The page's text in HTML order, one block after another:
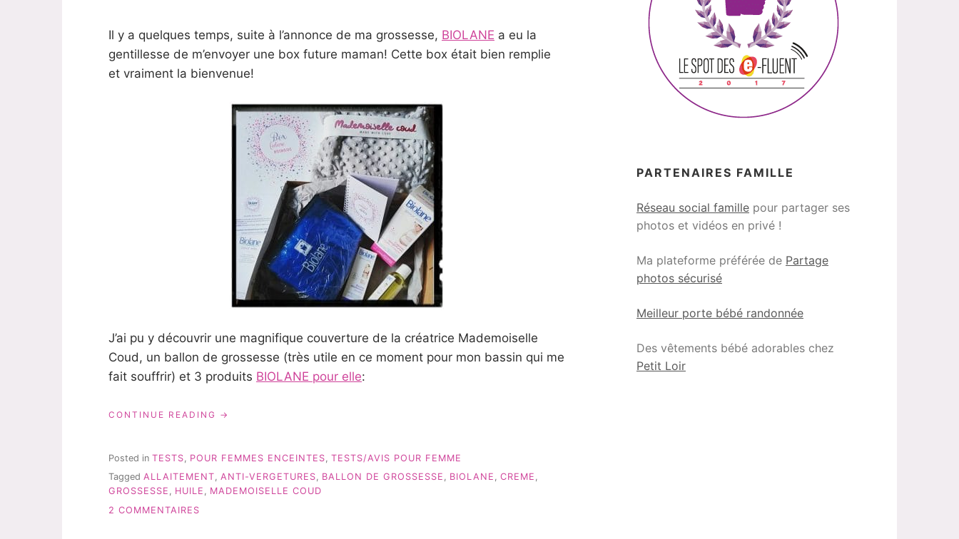
Il y a quelques temps, suite à l’annonce de ma grossesse, BIOLANE a eu la
gentillesse de m’envoyer une box future maman! Cette box était bien remplie
et vraiment la bienvenue!
J’ai pu y découvrir une magnifique couverture de la créatrice Mademoiselle
Coud, un ballon de grossesse (très utile en ce moment pour mon bassin qui me
fait souffrir) et 3 produits BIOLANE pour elle:
CONTINUE READING « FUTURE
PRODUITS
POUR
ELLE »
Posted in TESTS POUR FEMMES ENCEINTES TESTS/AVIS POUR FEMME
Tagged ALLAITEMENT, ANTI-VERGETURES, BALLON DE GROSSESSE , BIOLANE , CREME ,
GROSSESSE , HUILE , MADEMOISELLE COUD
2 COMMENTAIRES
PARTENAIRES FAMILLE
Réseau social famille pour partager ses
photos et vidéos en privé !
Ma plateforme préférée de Partage
photos sécurisé
Meilleur porte bébé randonnée
Des vêtements bébé adorables chez
Petit Loir